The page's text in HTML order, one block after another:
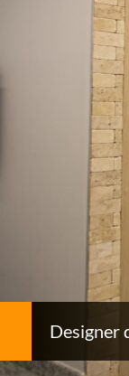
Designer